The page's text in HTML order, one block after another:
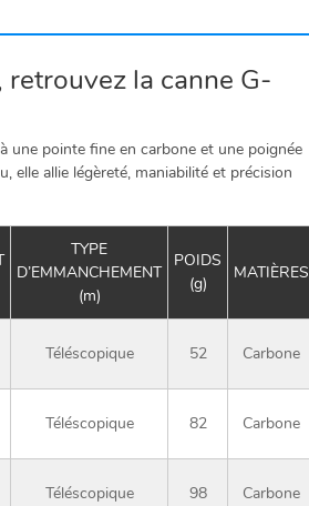
la canne G-
une pointe fine en carbone et une poignée
elle allie légèreté, maniabilité et précision
TYPE
D’EMMANCHEMENT
(m)
POIDS
(g)
MATIÈRES
Téléscopique 52 Carbone
Téléscopique 82 Carbone
Téléscopique 98 Carbone